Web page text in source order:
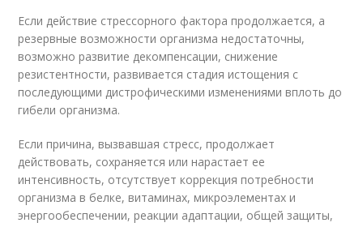
Если действие стрессорного фактора продолжается, а
резервные возможности организма недостаточны,
возможно развитие декомпенсации, снижение
резистентности, развивается стадия истощения с
последующими дистрофическими изменениями вплоть до
гибели организма.
Если причина, вызвавшая стресс, продолжает
действовать, сохраняется или нарастает ее
интенсивность, отсутствует коррекция потребности
организма в белке, витаминах, микроэлементах и
энергообеспечении, реакции адаптации, общей защиты,